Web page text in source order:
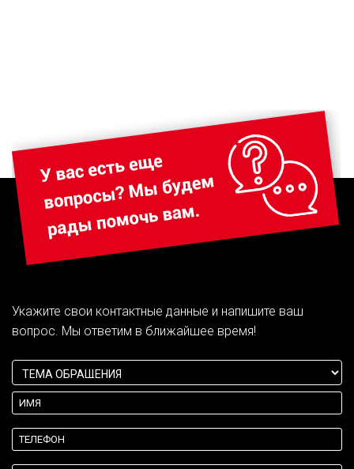
Укажите свои контактные данные и напишите ваш
вопрос. Мы ответим в ближайшее время!